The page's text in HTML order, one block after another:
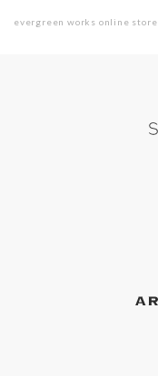
evergreen works online store